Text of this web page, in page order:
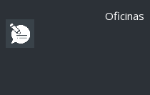
Oficinas